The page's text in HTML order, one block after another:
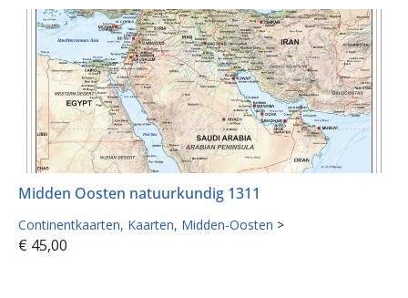
Midden Oosten natuurkundig 1311
Continentkaarten Kaarten Midden-Oosten >
€ 45,00